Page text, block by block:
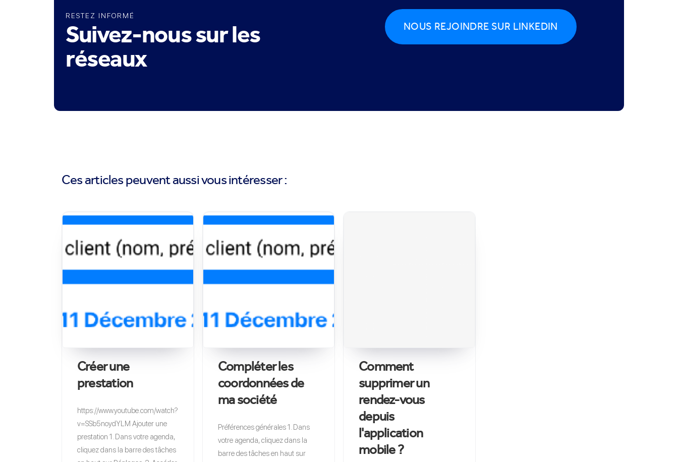
RESTEZ INFORMÉ
Suivez-nous sur les
réseaux
NOUS REJOINDRE SUR LINKEDIN
Ces articles peuvent aussi vous intéresser :
Créer une
prestation
https://www.youtube.com/watch?
v=SSb5noydYLM Ajouter une
prestation 1. Dans votre agenda,
cliquez dans la barre des tâches
Compléter les
coordonnées de
ma société
Préférences générales 1. Dans
votre agenda, cliquez dans la
barre des tâches en haut sur
Comment
supprimer un
rendez-vous
depuis
l'application
mobile ?